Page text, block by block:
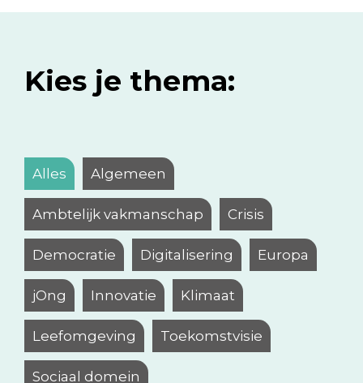
Kies je thema:
Alles Algemeen
Ambtelijk vakmanschap Crisis
Democratie Digitalisering Europa
jOng Innovatie Klimaat
Leefomgeving Toekomstvisie
Sociaal domein